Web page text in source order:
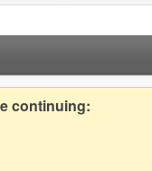
continuing: